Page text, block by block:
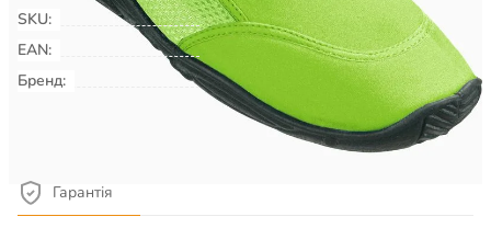
SKU:
00009591
EAN:
Бренд:
BECO
Детальніше про товар
Гарантія